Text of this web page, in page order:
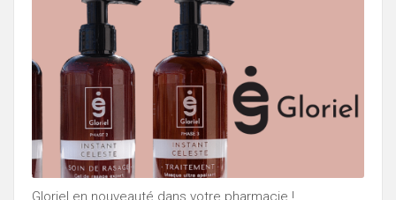
Gloriel en nouveauté dans votre pharmacie !